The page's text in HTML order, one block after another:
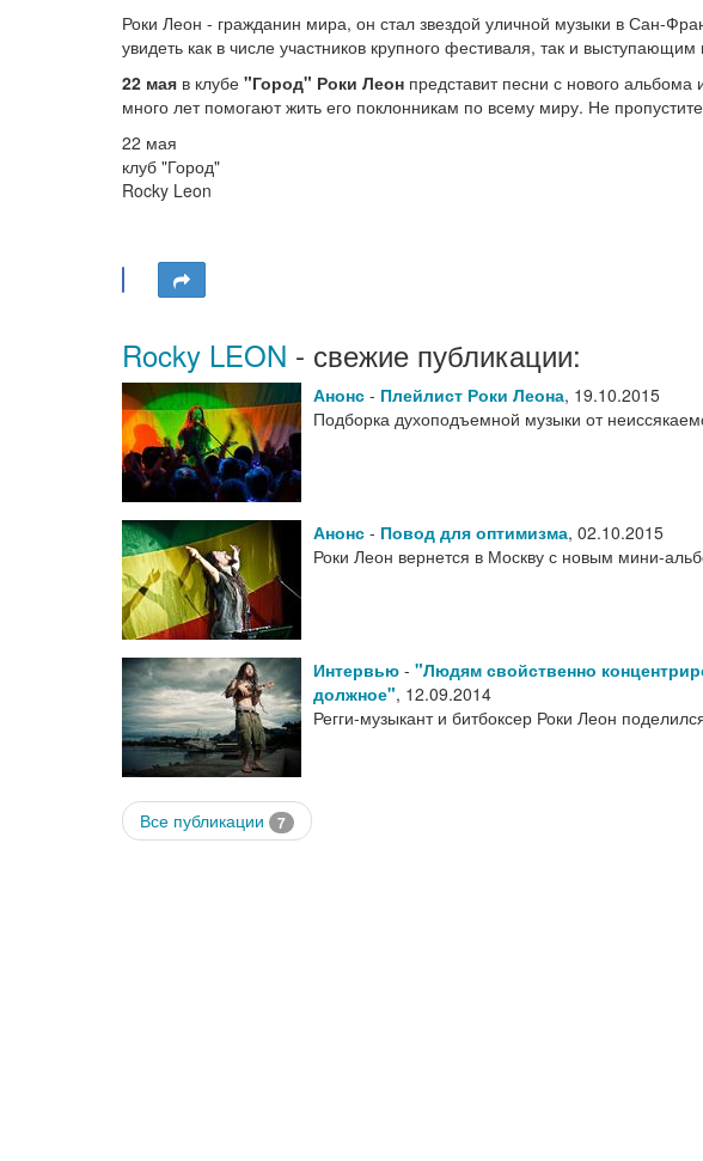
Роки Леон - гражданин мира, он стал звездой уличной музыки в Сан-
увидеть как в числе участников крупного фестиваля, так и
22 мая в клубе "Город" Роки Леон представит песни с нового
много лет помогают жить его поклонникам по всему миру. Не
22 мая
клуб "Город"
Rocky Leon
Rocky LEON - свежие публикации:
Анонс - Плейлист Роки Леона, 19.10.2015
Подборка духоподъемной музыки от
Анонс - Повод для оптимизма, 02.10.2015
Роки Леон вернется в Москву с новым мини-
Интервью - "Людям свойственно
должное", 12.09.2014
Регги-музыкант и битбоксер Роки Леон
Все публикации 7